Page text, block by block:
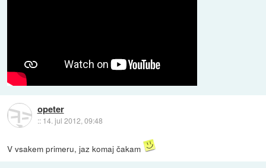
opeter
:: 14. jul 2012, 09:48
V vsakem primeru, jaz komaj čakam